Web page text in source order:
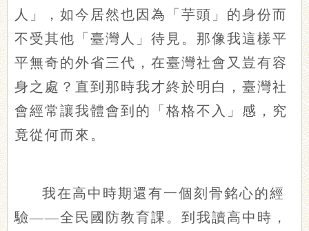
人」，如今居然也因為「芋頭」的身份而
不受其他「臺灣人」待見。那像我這樣平
平無奇的外省三代，在臺灣社會又豈有容
身之處？直到那時我才終於明白，臺灣社
會經常讓我體會到的「格格不入」感，究
竟從何而來。
我在高中時期還有一個刻骨銘心的經
驗——全民國防教育課。到我讀高中時，